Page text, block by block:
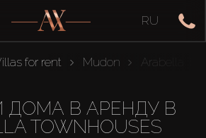
RU
for rent Mudon Arabella
ДОМА В АРЕНДУ В
TOWNHOUSES